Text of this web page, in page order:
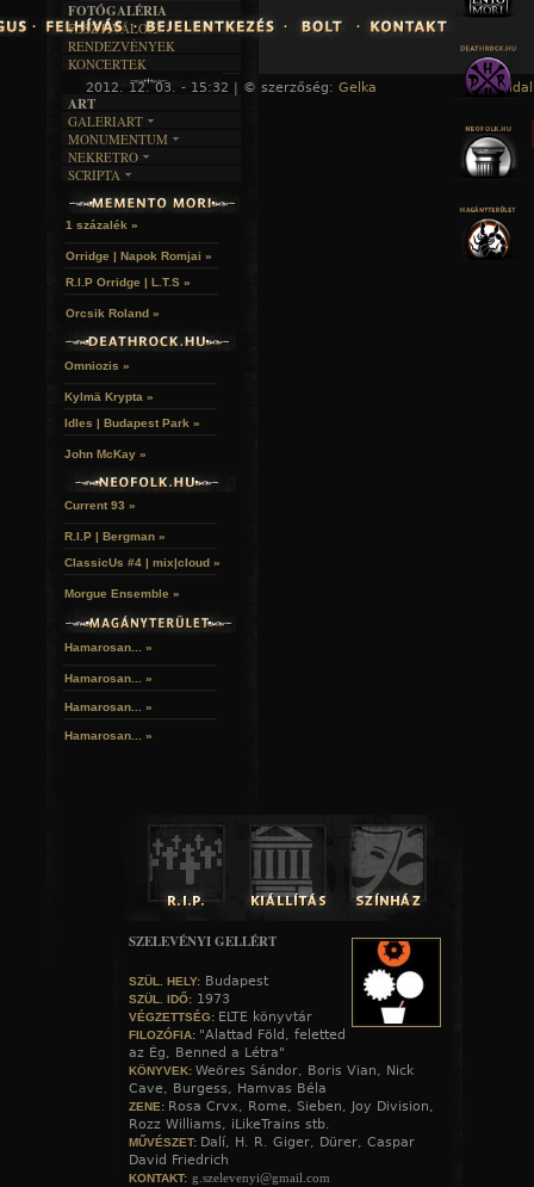
2012. 12. 03. - 15:32 | © szerzőség: Gelka « Főoldal
FOTÓGALÉRIA
FESZTIVÁLOK
RENDEZVÉNYEK
KONCERTEK
ART
GALERIART
ARTGALERI
KÉPREGÉNYEK
LAKÁSKULTS
MONUMENTUM
TEMETŐK
TEMPLOMOK
VÁRAK
HELYEK
NEKRETRO
SZUBKULT
FEKETE LYUK
RELIKVIÁK
SCRIPTA
NOVELLÁK
VERSEK
1 százalék »
Orridge | Napok Romjai »
R.I.P Orridge | L.T.S »
Orcsik Roland »
Omniozis »
Kylmä Krypta »
Idles | Budapest Park »
John McKay »
Current 93 »
R.I.P | Bergman »
ClassicUs #4 | mix|cloud »
Morgue Ensemble »
Hamarosan... »
Hamarosan... »
Hamarosan... »
Hamarosan... »
SZELEVÉNYI GELLÉRT
SZÜL. HELY: Budapest
SZÜL. IDŐ: 1973
VÉGZETTSÉG: ELTE könyvtár
FILOZÓFIA: "Alattad Föld, feletted
az Ég, Benned a Létra"
KÖNYVEK: Weöres Sándor, Boris Vian, Nick
Cave, Burgess, Hamvas Béla
ZENE: Rosa Crvx, Rome, Sieben, Joy Division,
Rozz Williams, iLikeTrains stb.
MŰVÉSZET: Dalí, H. R. Giger, Dürer, Caspar
David Friedrich
KONTAKT: g.szelevenyi@gmail.com